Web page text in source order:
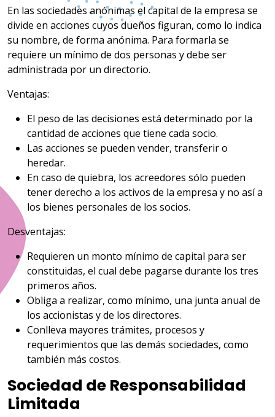
En las sociedades anónimas el capital de la empresa se
divide en acciones cuyos dueños figuran, como lo indica
su nombre, de forma anónima. Para formarla se
requiere un mínimo de dos personas y debe ser
administrada por un directorio.
Ventajas:
El peso de las decisiones está determinado por la
cantidad de acciones que tiene cada socio.
Las acciones se pueden vender, transferir o
heredar.
En caso de quiebra, los acreedores sólo pueden
tener derecho a los activos de la empresa y no así a
los bienes personales de los socios.
Desventajas:
Requieren un monto mínimo de capital para ser
constituidas, el cual debe pagarse durante los tres
primeros años.
Obliga a realizar, como mínimo, una junta anual de
los accionistas y de los directores.
Conlleva mayores trámites, procesos y
requerimientos que las demás sociedades, como
también más costos.
Sociedad de Responsabilidad
Limitada